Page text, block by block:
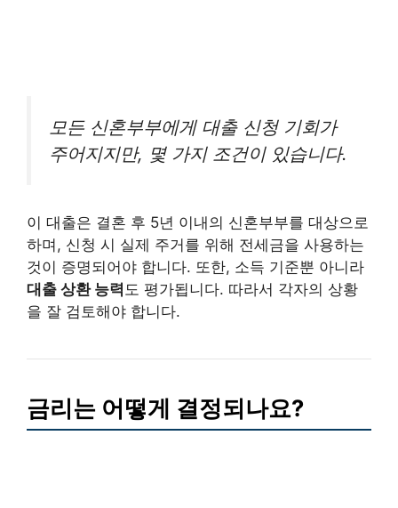
모든 신혼부부에게 대출 신청 기회가
주어지지만, 몇 가지 조건이 있습니다.
이 대출은 결혼 후 5년 이내의 신혼부부를 대상으로
하며, 신청 시 실제 주거를 위해 전세금을 사용하는
것이 증명되어야 합니다. 또한, 소득 기준뿐 아니라
대출 상환 능력도 평가됩니다. 따라서 각자의 상황
을 잘 검토해야 합니다.
금리는 어떻게 결정되나요?